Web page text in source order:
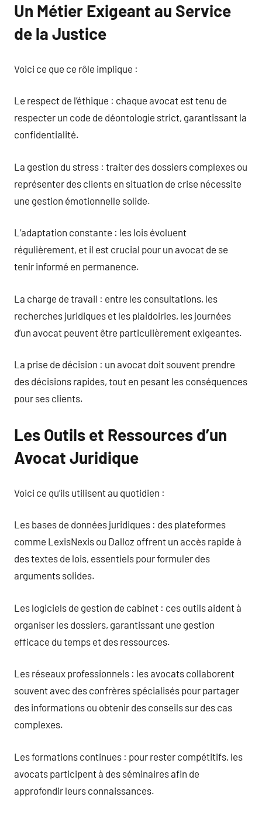
Un Métier Exigeant au Service
de la Justice
Voici ce que ce rôle implique :
Le respect de l’éthique : chaque avocat est tenu de
respecter un code de déontologie strict, garantissant la
confidentialité.
La gestion du stress : traiter des dossiers complexes ou
représenter des clients en situation de crise nécessite
une gestion émotionnelle solide.
L’adaptation constante : les lois évoluent
régulièrement, et il est crucial pour un avocat de se
tenir informé en permanence.
La charge de travail : entre les consultations, les
recherches juridiques et les plaidoiries, les journées
d’un avocat peuvent être particulièrement exigeantes.
La prise de décision : un avocat doit souvent prendre
des décisions rapides, tout en pesant les conséquences
pour ses clients.
Les Outils et Ressources d’un
Avocat Juridique
Voici ce qu’ils utilisent au quotidien :
Les bases de données juridiques : des plateformes
comme LexisNexis ou Dalloz offrent un accès rapide à
des textes de lois, essentiels pour formuler des
arguments solides.
Les logiciels de gestion de cabinet : ces outils aident à
organiser les dossiers, garantissant une gestion
efficace du temps et des ressources.
Les réseaux professionnels : les avocats collaborent
souvent avec des confrères spécialisés pour partager
des informations ou obtenir des conseils sur des cas
complexes.
Les formations continues : pour rester compétitifs, les
avocats participent à des séminaires afin de
approfondir leurs connaissances.